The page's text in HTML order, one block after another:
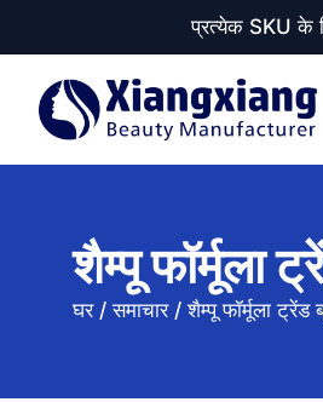
प्रत्येक SKU के
शैम्पू फॉर्मूला
घर/समाचार/शैम्पू फॉर्मूला ट्रेंड